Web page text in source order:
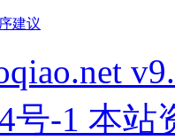
建议
号-1 本